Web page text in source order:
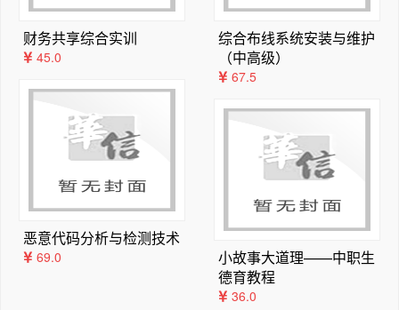
12.6  在SketchUp中输出图像	333
13.1  V-Ray for SketchUp的特征	336
13.2  V-Ray for SketchUp渲染器介绍	33
13.3  V-Ray for SketchUp材质面板	341
13.4  V-Ray for SketchUp灯光系统介绍	34
13.5  V-Ray for SketchUp渲染面板介绍	35
3
财务共享综合实训
45.0
恶意代码分析与检测技术
69.0
综合布线系统安装与维护
（中高级）
67.5
小故事大道理——中职生
德育教程
36.0